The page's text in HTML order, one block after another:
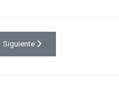
Renovation
Artículo siguiente: Roof Renovation
Siguiente